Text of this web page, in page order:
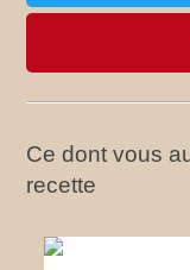
Ce dont vous
recette